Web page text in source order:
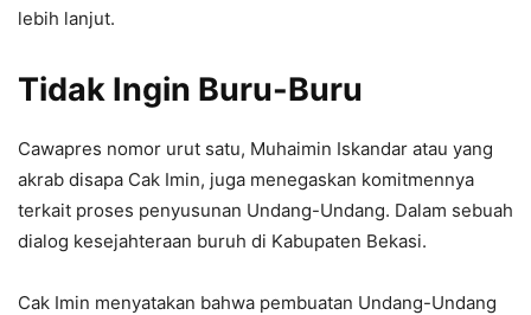
lebih lanjut.
Tidak Ingin Buru-Buru
Cawapres nomor urut satu, Muhaimin Iskandar atau yang
akrab disapa Cak Imin, juga menegaskan komitmennya
terkait proses penyusunan Undang-Undang. Dalam sebuah
dialog kesejahteraan buruh di Kabupaten Bekasi.
Cak Imin menyatakan bahwa pembuatan Undang-Undang